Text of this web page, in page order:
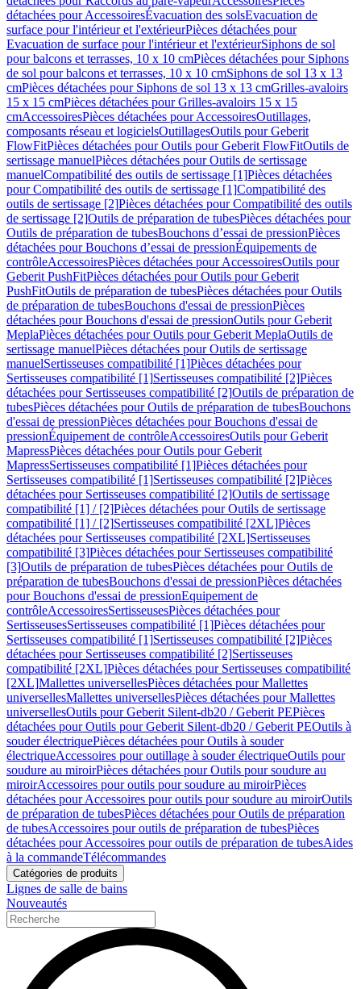
détachées pour AccessoiresÉvacuation des solsEvacuation de
surface pour l'intérieur et l'extérieurPièces détachées pour
Evacuation de surface pour l'intérieur et l'extérieurSiphons de sol
pour balcons et terrasses, 10 x 10 cmPièces détachées pour Siphons
de sol pour balcons et terrasses, 10 x 10 cmSiphons de sol 13 x 13
cmPièces détachées pour Siphons de sol 13 x 13 cmGrilles-avaloirs
15 x 15 cmPièces détachées pour Grilles-avaloirs 15 x 15
cmAccessoiresPièces détachées pour AccessoiresOutillages,
composants réseau et logicielsOutillagesOutils pour Geberit
FlowFitPièces détachées pour Outils pour Geberit FlowFitOutils de
sertissage manuelPièces détachées pour Outils de sertissage
manuelCompatibilité des outils de sertissage [1]Pièces détachées
pour Compatibilité des outils de sertissage [1]Compatibilité des
outils de sertissage [2]Pièces détachées pour Compatibilité des outils
de sertissage [2]Outils de préparation de tubesPièces détachées pour
Outils de préparation de tubesBouchons d’essai de pressionPièces
détachées pour Bouchons d’essai de pressionÉquipements de
contrôleAccessoiresPièces détachées pour AccessoiresOutils pour
Geberit PushFitPièces détachées pour Outils pour Geberit
PushFitOutils de préparation de tubesPièces détachées pour Outils
de préparation de tubesBouchons d'essai de pressionPièces
détachées pour Bouchons d'essai de pressionOutils pour Geberit
MeplaPièces détachées pour Outils pour Geberit MeplaOutils de
sertissage manuelPièces détachées pour Outils de sertissage
manuelSertisseuses compatibilité [1]Pièces détachées pour
Sertisseuses compatibilité [1]Sertisseuses compatibilité [2]Pièces
détachées pour Sertisseuses compatibilité [2]Outils de préparation de
tubesPièces détachées pour Outils de préparation de tubesBouchons
d'essai de pressionPièces détachées pour Bouchons d'essai de
pressionÉquipement de contrôleAccessoiresOutils pour Geberit
MapressPièces détachées pour Outils pour Geberit
MapressSertisseuses compatibilité [1]Pièces détachées pour
Sertisseuses compatibilité [1]Sertisseuses compatibilité [2]Pièces
détachées pour Sertisseuses compatibilité [2]Outils de sertissage
compatibilité [1] / [2]Pièces détachées pour Outils de sertissage
compatibilité [1] / [2]Sertisseuses compatibilité [2XL]Pièces
détachées pour Sertisseuses compatibilité [2XL]Sertisseuses
compatibilité [3]Pièces détachées pour Sertisseuses compatibilité
[3]Outils de préparation de tubesPièces détachées pour Outils de
préparation de tubesBouchons d'essai de pressionPièces détachées
pour Bouchons d'essai de pressionEquipement de
contrôleAccessoiresSertisseusesPièces détachées pour
SertisseusesSertisseuses compatibilité [1]Pièces détachées pour
Sertisseuses compatibilité [1]Sertisseuses compatibilité [2]Pièces
détachées pour Sertisseuses compatibilité [2]Sertisseuses
compatibilité [2XL]Pièces détachées pour Sertisseuses compatibilité
[2XL]Mallettes universellesPièces détachées pour Mallettes
universellesMallettes universellesPièces détachées pour Mallettes
universellesOutils pour Geberit Silent-db20 / Geberit PEPièces
détachées pour Outils pour Geberit Silent-db20 / Geberit PEOutils à
souder électriquePièces détachées pour Outils à souder
électriqueAccessoires pour outillage à souder électriqueOutils pour
soudure au miroirPièces détachées pour Outils pour soudure au
miroirAccessoires pour outils pour soudure au miroirPièces
détachées pour Accessoires pour outils pour soudure au miroirOutils
de préparation de tubesPièces détachées pour Outils de préparation
de tubesAccessoires pour outils de préparation de tubesPièces
détachées pour Accessoires pour outils de préparation de tubesAides
à la commandeTélécommandes
Catégories de produits
Lignes de salle de bains
Nouveautés